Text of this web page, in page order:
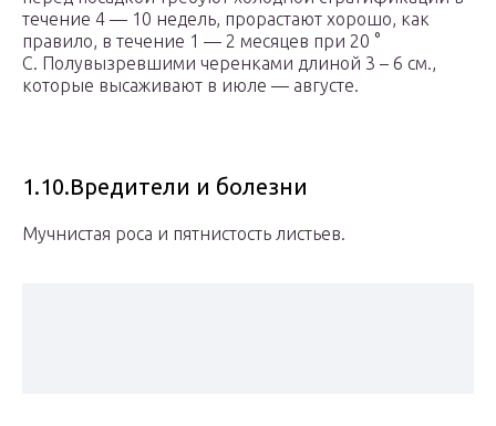
течение 4 — 10 недель, прорастают хорошо, как
правило, в течение 1 — 2 месяцев при 20 °
С. Полувызревшими черенками длиной 3 – 6 см.,
которые высаживают в июле — августе.
1.10.Вредители и болезни
Мучнистая роса и пятнистость листьев.